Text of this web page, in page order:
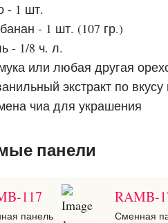
- 1 шт.
- 1 шт. (107 гр.)
- 1/8 ч. л.
или любая другая
экстракт по
чиа для украшения
панели
117
панель
RAMB-
Сменная